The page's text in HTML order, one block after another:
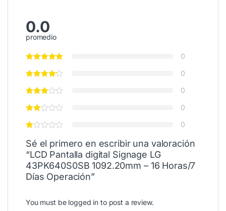
0.0
promedio
0
0
0
0
0
Sé el primero en escribir una valoración
“LCD Pantalla digital Signage LG
43PK640S0SB 1092.20mm – 16 Horas/7
Días Operación”
You must be logged in to post a review.